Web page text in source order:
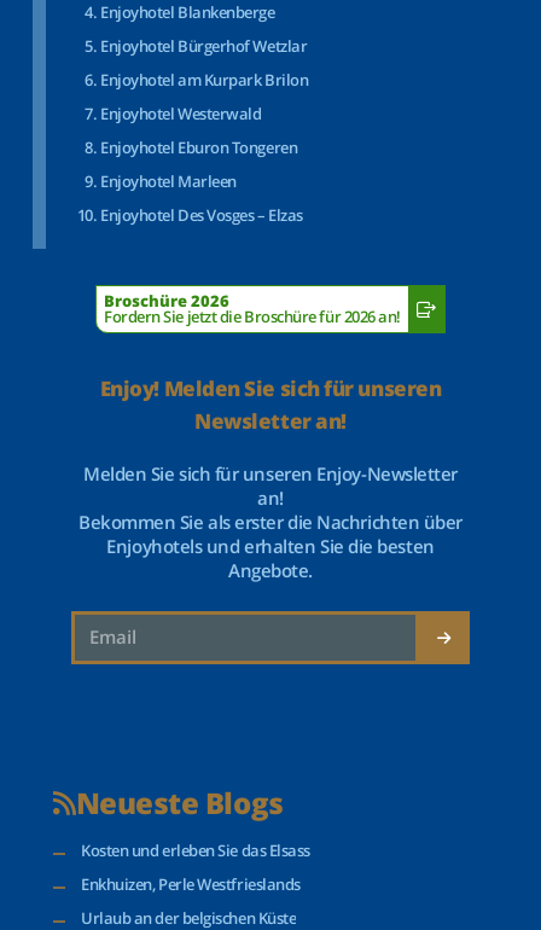
Enjoyhotel Blankenberge
Enjoyhotel Bürgerhof Wetzlar
Enjoyhotel am Kurpark Brilon
Enjoyhotel Westerwald
Enjoyhotel Eburon Tongeren
Enjoyhotel Marleen
Enjoyhotel Des Vosges – Elzas
Broschüre 2026
Fordern Sie jetzt die Broschüre für 2026 an!
Enjoy! Melden Sie sich für unseren
Newsletter an!
Melden Sie sich für unseren Enjoy-Newsletter
an!
Bekommen Sie als erster die Nachrichten über
Enjoyhotels und erhalten Sie die besten
Angebote.
Neueste Blogs
Kosten und erleben Sie das Elsass
Enkhuizen, Perle Westfrieslands
Urlaub an der belgischen Küste